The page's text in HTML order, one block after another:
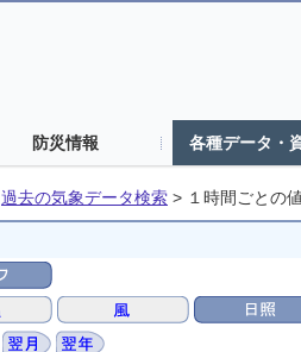
防災情報 各種データ・
過去の気象データ検索 > １時間ごとの